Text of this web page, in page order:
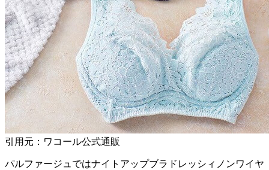
引用元：ワコール公式通販
パルファージュではナイトアップブラドレッシィノンワイヤ